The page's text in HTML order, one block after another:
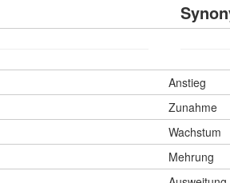
Anstieg
Zunahme
Wachstum
Mehrung